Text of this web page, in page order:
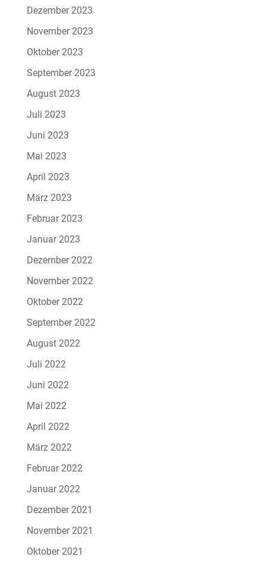
Dezember 2023
November 2023
Oktober 2023
September 2023
August 2023
Juli 2023
Juni 2023
Mai 2023
April 2023
März 2023
Februar 2023
Januar 2023
Dezember 2022
November 2022
Oktober 2022
September 2022
August 2022
Juli 2022
Juni 2022
Mai 2022
April 2022
März 2022
Februar 2022
Januar 2022
Dezember 2021
November 2021
Oktober 2021